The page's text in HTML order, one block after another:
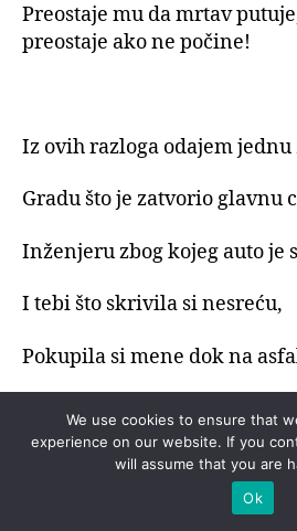
Preostaje mu da mrtav
preostaje ako ne počine!
Iz ovih razloga odajem
Gradu što je zatvorio glavnu
Inženjeru zbog kojeg auto je
I tebi što skrivila si nesreću,
Pokupila si mene dok na
We use cookies to ensure that
experience on our website. If you
will assume that you are
Ok